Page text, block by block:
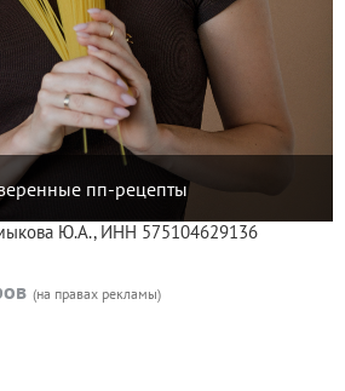
пп-рецепты
Ю.А., ИНН 575104629136
(на правах рекламы)